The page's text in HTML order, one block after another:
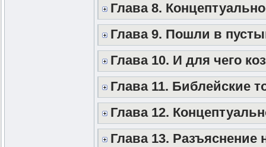
Глава 8.
Глава 9. Пошли в
Глава 10. И для чего
Глава 11. Библейские
Глава 12.
Глава 13. Разъяснение